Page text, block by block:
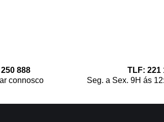
888
connosco
TLF: 221
Seg. a Sex. 9H ás